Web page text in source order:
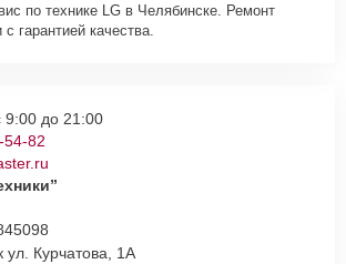
по технике LG в Челябинске. Ремонт
гарантией качества.
ул. Курчатова, 1А
9:00 до 21:00
54-82